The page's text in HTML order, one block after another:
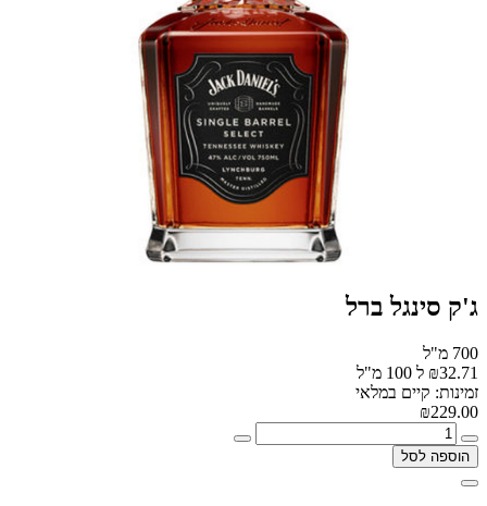
ג'ק סינגל ברל
700 מ"ל
₪32.71 ל 100 מ"ל
זמינות: קיים במלאי
₪229.00
הוספה לסל